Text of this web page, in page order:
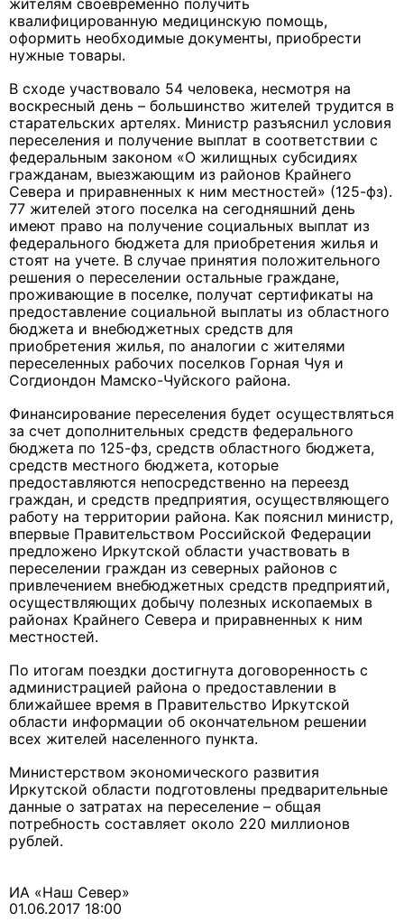
жителям своевременно получить
квалифицированную медицинскую помощь,
оформить необходимые документы, приобрести
нужные товары.
В сходе участвовало 54 человека, несмотря на
воскресный день – большинство жителей трудится в
старательских артелях. Министр разъяснил условия
переселения и получение выплат в соответствии с
федеральным законом «О жилищных субсидиях
гражданам, выезжающим из районов Крайнего
Севера и приравненных к ним местностей» (125-фз).
77 жителей этого поселка на сегодняшний день
имеют право на получение социальных выплат из
федерального бюджета для приобретения жилья и
стоят на учете. В случае принятия положительного
решения о переселении остальные граждане,
проживающие в поселке, получат сертификаты на
предоставление социальной выплаты из областного
бюджета и внебюджетных средств для
приобретения жилья, по аналогии с жителями
переселенных рабочих поселков Горная Чуя и
Согдиондон Мамско-Чуйского района.
Финансирование переселения будет осуществляться
за счет дополнительных средств федерального
бюджета по 125-фз, средств областного бюджета,
средств местного бюджета, которые
предоставляются непосредственно на переезд
граждан, и средств предприятия, осуществляющего
работу на территории района. Как пояснил министр,
впервые Правительством Российской Федерации
предложено Иркутской области участвовать в
переселении граждан из северных районов с
привлечением внебюджетных средств предприятий,
осуществляющих добычу полезных ископаемых в
районах Крайнего Севера и приравненных к ним
местностей.
По итогам поездки достигнута договоренность с
администрацией района о предоставлении в
ближайшее время в Правительство Иркутской
области информации об окончательном решении
всех жителей населенного пункта.
Министерством экономического развития
Иркутской области подготовлены предварительные
данные о затратах на переселение – общая
потребность составляет около 220 миллионов
рублей.
ИА «Наш Север»
01.06.2017 18:00